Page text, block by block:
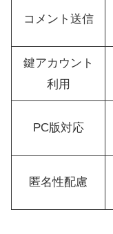
コメント送信
鍵アカウント
利用
PC版対応
匿名性配慮